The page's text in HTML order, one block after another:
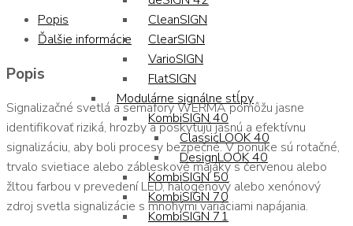
CleanSIGN
ClearSIGN
VarioSIGN
FlatSIGN
Modulárne signálne stĺpy
KombiSIGN 40
ClassicLOOK 40
DesignLOOK 40
KombiSIGN 50
KombiSIGN 70
KombiSIGN 71
Popis
Ďalšie informácie
Popis
Signalizačné svetlá a semafory WERMA pomôžu jasne
identifikovať riziká, hrozby a poskytujú jasnú a efektívnu
signalizáciu, aby boli procesy bezpečné. V ponuke sú rotačné,
trvalo svietiace alebo zábleskové majáky s červenou alebo
žltou farbou v prevedení LED, halogénový alebo xenónový
zdroj svetla signalizácie s mnohými variáciami napájania.